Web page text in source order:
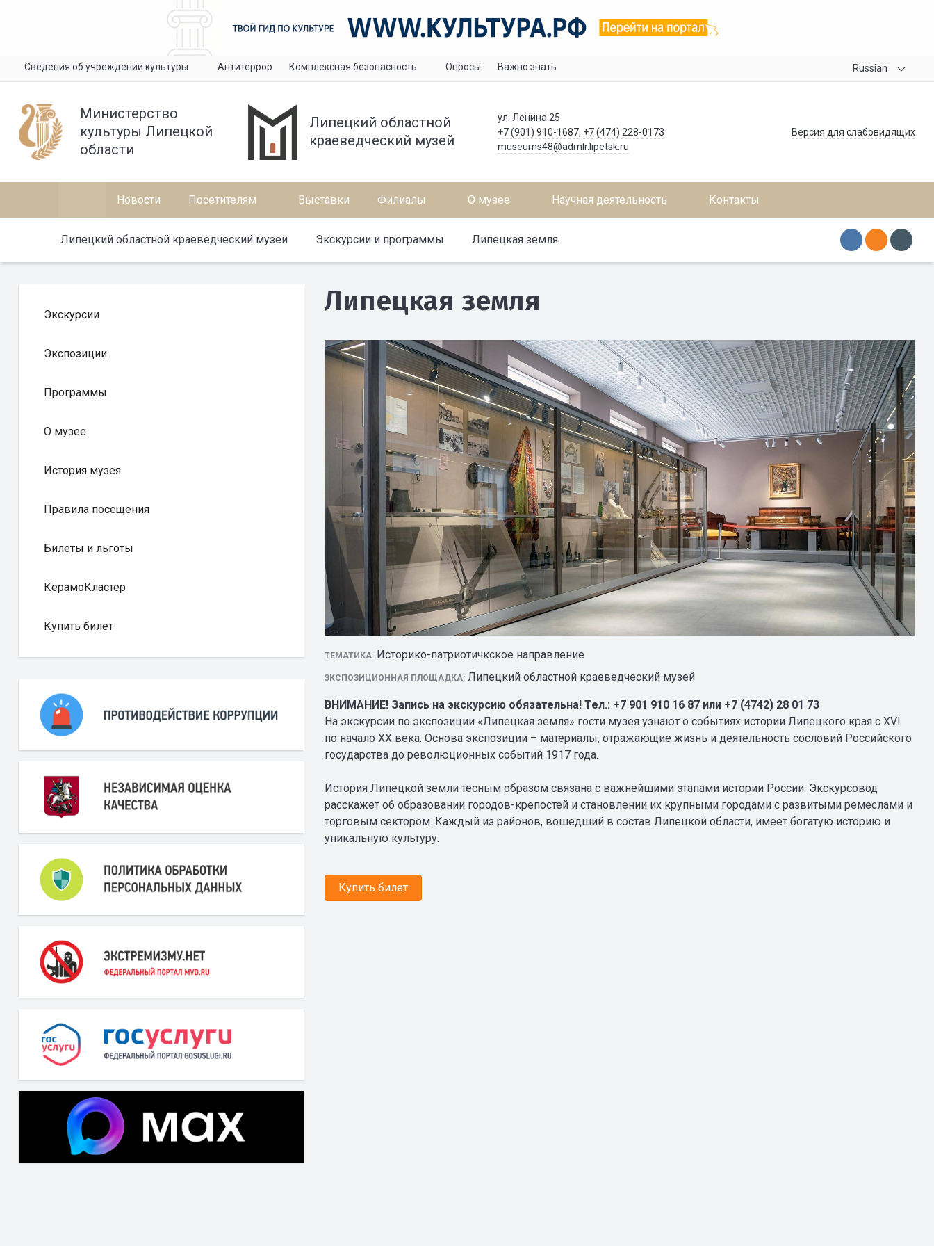
Сведения об учреждении культуры Антитеррор Комплексная безопасность Опросы Важно знать Russian
Министерство
культуры Липецкой
области
Липецкий областной
краеведческий музей
ул. Ленина 25
+7 (901) 910-1687, +7 (474) 228-0173
museums48@admlr.lipetsk.ru
Версия для слабовидящих
Новости Посетителям Выставки Филиалы О музее Научная деятельность Контакты
Липецкий областной краеведческий музей Экскурсии и программы Липецкая земля
Экскурсии
Экспозиции
Программы
О музее
История музея
Правила посещения
Билеты и льготы
КерамоКластер
Купить билет
Липецкая земля
ТЕМАТИКА: Историко-патриотичкское направление
ЭКСПОЗИЦИОННАЯ ПЛОЩАДКА: Липецкий областной краеведческий музей
ВНИМАНИЕ! Запись на экскурсию обязательна! Тел.: +7 901 910 16 87 или +7 (4742) 28 01 73
На экскурсии по экспозиции «Липецкая земля» гости музея узнают о событиях истории Липецкого края с XVI
по начало XX века. Основа экспозиции – материалы, отражающие жизнь и деятельность сословий Российского
государства до революционных событий 1917 года.
История Липецкой земли тесным образом связана с важнейшими этапами истории России. Экскурсовод
расскажет об образовании городов-крепостей и становлении их крупными городами с развитыми ремеслами и
торговым сектором. Каждый из районов, вошедший в состав Липецкой области, имеет богатую историю и
уникальную культуру.
Купить билет